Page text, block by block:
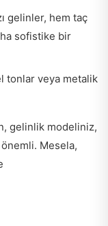
gelinler, hem taç
sofistike bir
tonlar veya metalik
gelinlik modeliniz,
önemli. Mesela,